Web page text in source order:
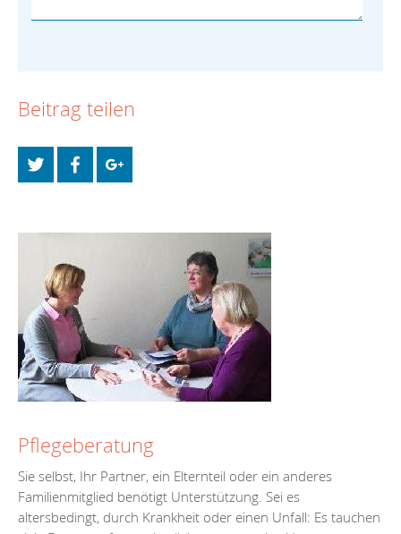
Beitrag teilen
Pflegeberatung
Sie selbst, Ihr Partner, ein Elternteil oder ein anderes
Familienmitglied benötigt Unterstützung. Sei es
altersbedingt, durch Krankheit oder einen Unfall: Es tauchen